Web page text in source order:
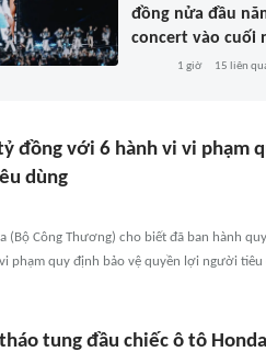
đồng nửa đầu
concert vào cuối
1 giờ 15 liên
đồng với 6 hành vi vi phạm
dùng
(Bộ Công Thương) cho biết đã ban hành
phạm quy định bảo vệ quyền lợi người tiêu
tung đầu chiếc ô tô